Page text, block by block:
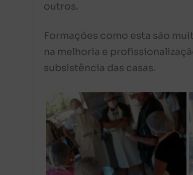
outros.
Formações como esta são
na melhoria e
subsistência das casas.